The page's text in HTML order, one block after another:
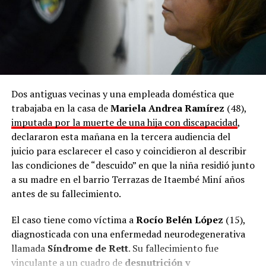
Dos antiguas vecinas y una empleada doméstica que
trabajaba en la casa deMariela Andrea Ramírez (48),
imputada por la muerte de una hija con discapacidad,
declararon esta mañana en la tercera audiencia del
juicio para esclarecer el caso y coincidieron al describir
las condiciones de “descuido” en que la niña residió junto
a su madre en el barrio Terrazas de Itaembé Miní años
antes de su fallecimiento.
El caso tiene como víctima aRocío Belén López (15),
diagnosticada con una enfermedad neurodegenerativa
llamada Síndrome de Rett. Su fallecimiento fue
vinculante a un cuadro de desnutrición y